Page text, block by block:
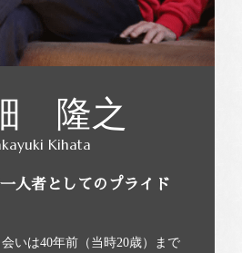
隆之
Kihata
人者としてのプライド
いは40年前（当時20歳）まで